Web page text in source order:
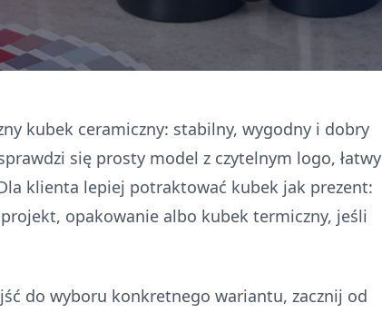
kubek ceramiczny: stabilny, wygodny i dobry
się prosty model z czytelnym logo, łatwy
klienta lepiej potraktować kubek jak prezent:
opakowanie albo kubek termiczny, jeśli
do wyboru konkretnego wariantu, zacznij od